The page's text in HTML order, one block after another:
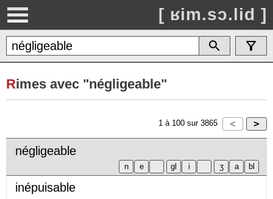
[ ʁim.sɔ.lid ]
Rimes avec "négligeable"
1 à 100 sur 3865
négligeable
inépuisable